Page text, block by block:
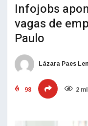
Infojobs
vagas de
Paulo
Lázara Paes
98 2